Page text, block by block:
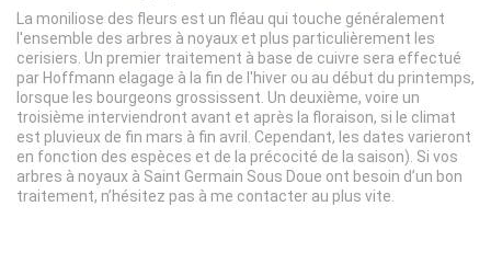
La moniliose des fleurs est un fléau qui touche généralement
l'ensemble des arbres à noyaux et plus particulièrement les
cerisiers. Un premier traitement à base de cuivre sera effectué
par Hoffmann elagage à la fin de l'hiver ou au début du printemps,
lorsque les bourgeons grossissent. Un deuxième, voire un
troisième interviendront avant et après la floraison, si le climat
est pluvieux de fin mars à fin avril. Cependant, les dates varieront
en fonction des espèces et de la précocité de la saison). Si vos
arbres à noyaux à Saint Germain Sous Doue ont besoin d’un bon
traitement, n’hésitez pas à me contacter au plus vite.